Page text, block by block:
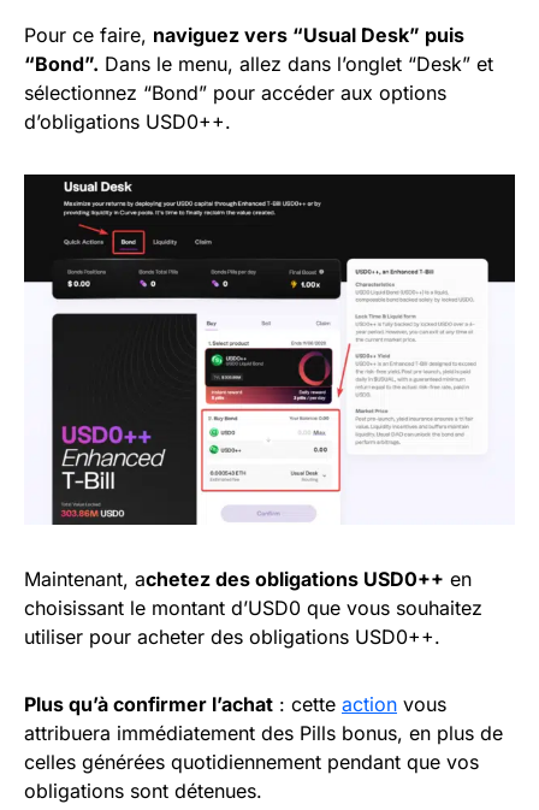
Pour ce faire, naviguez vers “Usual Desk” puis
“Bond”. Dans le menu, allez dans l’onglet “Desk” et
sélectionnez “Bond” pour accéder aux options
d’obligations USD0++.
Maintenant, achetez des obligations USD0++ en
choisissant le montant d’USD0 que vous souhaitez
utiliser pour acheter des obligations USD0++.
Plus qu’à confirmer l’achat : cette action vous
attribuera immédiatement des Pills bonus, en plus de
celles générées quotidiennement pendant que vos
obligations sont détenues.